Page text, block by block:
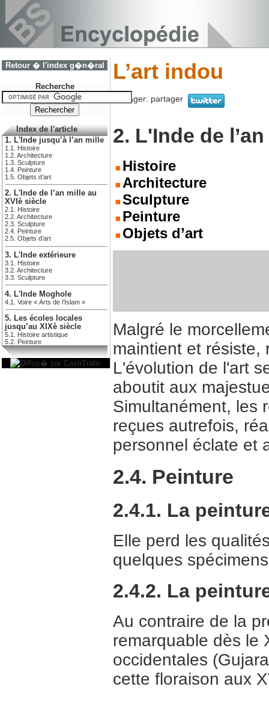
Retour � l'index g�n�ral
Recherche
Index de l'article
1. L'Inde jusqu’à l’an mille
1.1. Histoire
1.2. Architecture
1.3. Sculpture
1.4. Peinture
1.5. Objets d’art
2. L'Inde de l’an mille au
XVIè siècle
2.1. Histoire
2.2. Architecture
2.3. Sculpture
2.4. Peinture
2.5. Objets d’art
3. L'Inde extérieure
3.1. Histoire
3.2. Architecture
3.3. Sculpture
4. L'Inde Moghole
4.1. Voire « Arts de l’Islam »
5. Les écoles locales
jusqu’au XIXè siècle
5.1. Histoire artistique
5.2. Peinture
L’art indou
Partager: partager
2. L'Inde de
Histoire
Architecture
Sculpture
Peinture
Objets d’art
Malgré le
maintient et résiste,
L'évolution de l'art
aboutit aux
Simultanément, les
reçues autrefois,
personnel éclate et
2.4. Peinture
2.4.1. La
Elle perd les
quelques
2.4.2. La
Au contraire de la
remarquable dès le
occidentales
cette floraison aux